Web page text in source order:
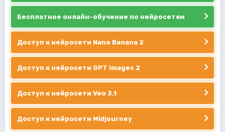
Бесплатное онлайн-обучение по нейросетям
Доступ к нейросети Nano Banana 2
Доступ к нейросети GPT Images 2
Доступ к нейросети Veo 3.1
Доступ к нейросети Midjourney